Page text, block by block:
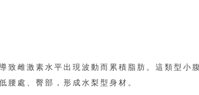
致雌激素水平出現波動而累積脂肪。這類型小
腰處、臀部，形成水梨型身材。